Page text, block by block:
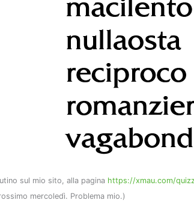
sul mio sito, alla pagina https://xmau.com/
mercoledì. Problema mio.)